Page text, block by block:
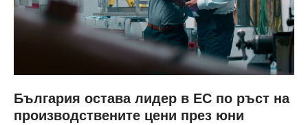
България остава лидер в ЕС по ръст на
производствените цени през юни